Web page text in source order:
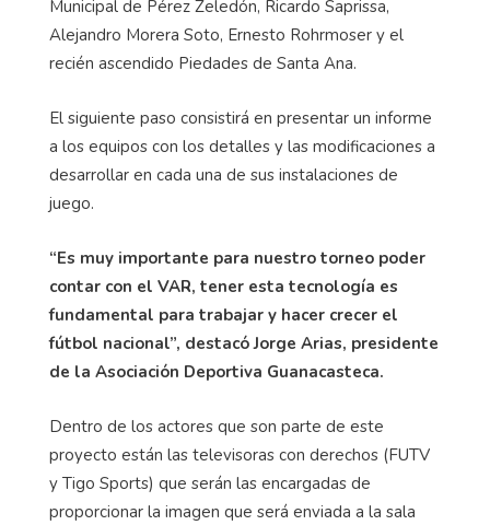
Municipal de Pérez Zeledón, Ricardo Saprissa,
Alejandro Morera Soto, Ernesto Rohrmoser y el
recién ascendido Piedades de Santa Ana.
El siguiente paso consistirá en presentar un informe
a los equipos con los detalles y las modificaciones a
desarrollar en cada una de sus instalaciones de
juego.
“Es muy importante para nuestro torneo poder
contar con el VAR, tener esta tecnología es
fundamental para trabajar y hacer crecer el
fútbol nacional”, destacó Jorge Arias, presidente
de la Asociación Deportiva Guanacasteca.
Dentro de los actores que son parte de este
proyecto están las televisoras con derechos (FUTV
y Tigo Sports) que serán las encargadas de
proporcionar la imagen que será enviada a la sala